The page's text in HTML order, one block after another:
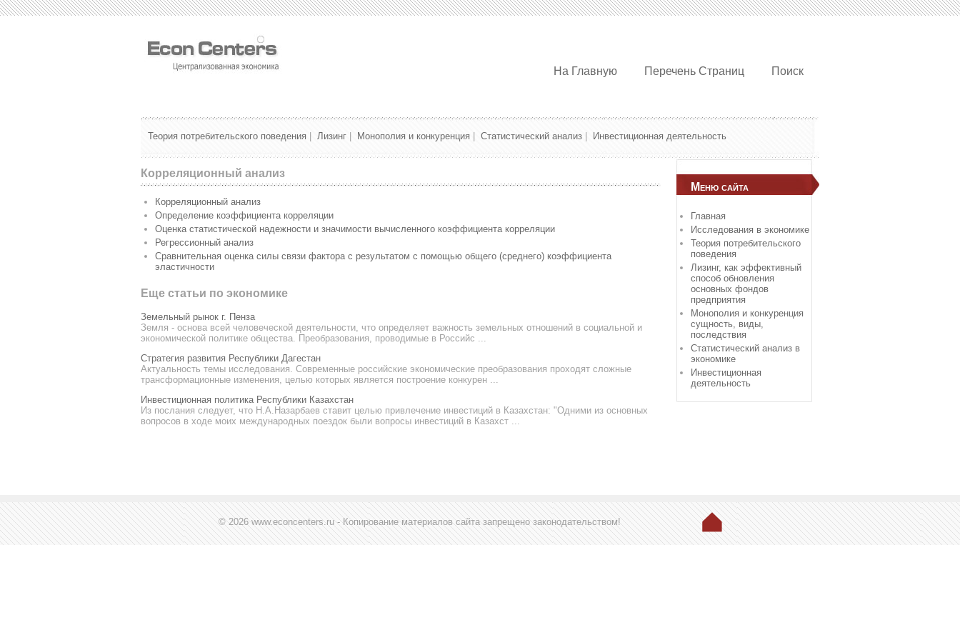
На Главную Перечень Страниц Поиск
Теория потребительского поведения Лизинг Монополия и конкуренция Статистический анализ Инвестиционная деятельность
Корреляционный анализ
Корреляционный анализ
Определение коэффициента корреляции
Оценка статистической надежности и значимости вычисленного коэффициента корреляции
Регрессионный анализ
Сравнительная оценка силы связи фактора с результатом с помощью общего (среднего) коэффициента
эластичности
Еще статьи по экономике
Земельный рынок г. Пенза
Земля - основа всей человеческой деятельности, что определяет важность земельных отношений в социальной и
экономической политике общества. Преобразования, проводимые в Российс ...
Стратегия развития Республики Дагестан
Актуальность темы исследования. Современные российские экономические преобразования проходят сложные
трансформационные изменения, целью которых является построение конкурен ...
Инвестиционная политика Республики Казахстан
Из послания следует, что Н.А.Назарбаев ставит целью привлечение инвестиций в Казахстан: "Одними из основных
вопросов в ходе моих международных поездок были вопросы инвестиций в Казахст ...
Меню сайта
Главная
Исследования в экономике
Теория потребительского
поведения
Лизинг, как эффективный
способ обновления
основных фондов
предприятия
Монополия и конкуренция
сущность, виды,
последствия
Статистический анализ в
экономике
Инвестиционная
деятельность
© 2026 www.econcenters.ru - Копирование материалов сайта запрещено законодательством!